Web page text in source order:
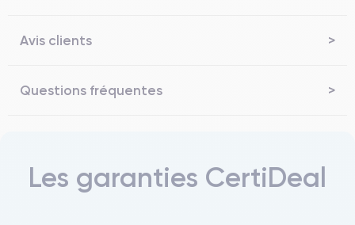
Avis clients
Questions fréquentes
Les garanties CertiDeal